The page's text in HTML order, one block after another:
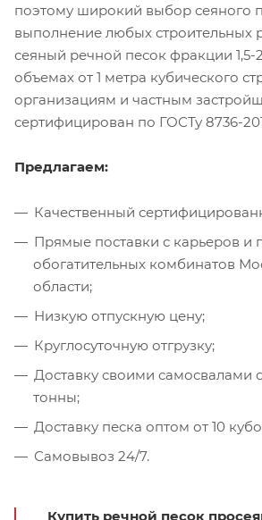
поэтому широкий выбор сеяного
выполнение любых строительных
сеяный речной песок фракции
объемах от 1 метра кубического
организациям и частным
сертифицирован по ГОСТу 8736-
Предлагаем:
Качественный
Прямые поставки с карьеров и
обогатительных комбинатов
области;
Низкую отпускную цену;
Круглосуточную отгрузку;
Доставку своими самосвалами
тонны;
Доставку песка оптом от 10
Самовывоз 24/7.
Купить речной песок